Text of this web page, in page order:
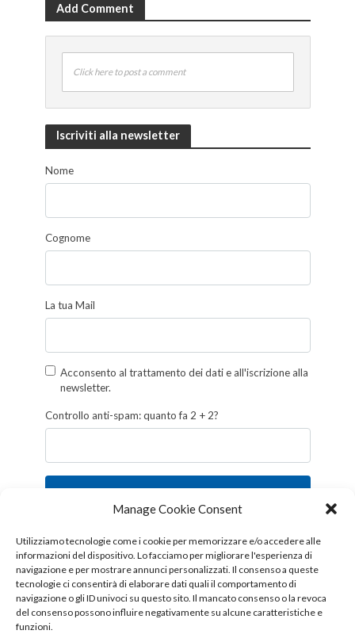
Manage Cookie Consent
Utilizziamo tecnologie come i cookie per memorizzare e/o accedere alle
informazioni del dispositivo. Lo facciamo per migliorare l'esperienza di
navigazione e per mostrare annunci personalizzati. Il consenso a queste
tecnologie ci consentirà di elaborare dati quali il comportamento di
navigazione o gli ID univoci su questo sito. Il mancato consenso o la revoca
del consenso possono influire negativamente su alcune caratteristiche e
funzioni.
Add Comment
Click here to post a comment
Iscriviti alla newsletter
Nome
Cognome
La tua Mail
Acconsento al trattamento dei dati e all'iscrizione alla
newsletter.
Controllo anti-spam: quanto fa 2 + 2?
Follow us!